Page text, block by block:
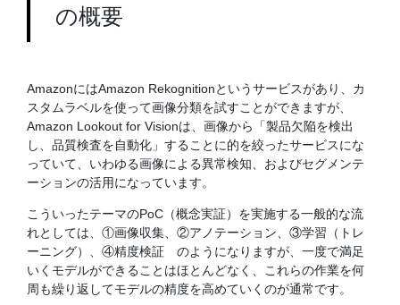
の概要
AmazonにはAmazon Rekognitionというサービスがあり、カ
スタムラベルを使って画像分類を試すことができますが、
Amazon Lookout for Visionは、画像から「製品欠陥を検出
し、品質検査を自動化」することに的を絞ったサービスにな
っていて、いわゆる画像による異常検知、およびセグメンテ
ーションの活用になっています。
こういったテーマのPoC（概念実証）を実施する一般的な流
れとしては、①画像収集、②アノテーション、③学習（トレ
ーニング）、④精度検証 のようになりますが、一度で満足
いくモデルができることはほとんどなく、これらの作業を何
周も繰り返してモデルの精度を高めていくのが通常です。